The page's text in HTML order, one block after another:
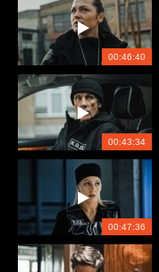
00:46:40
00:43:34
00:47:36